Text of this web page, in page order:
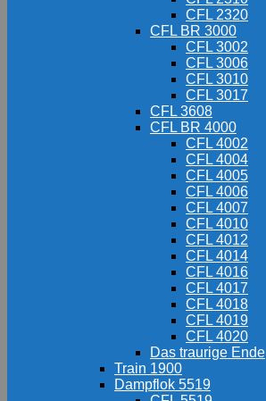
CFL 2320
CFL BR 3000
CFL 3002
CFL 3006
CFL 3010
CFL 3017
CFL 3608
CFL BR 4000
CFL 4002
CFL 4004
CFL 4005
CFL 4006
CFL 4007
CFL 4010
CFL 4012
CFL 4014
CFL 4016
CFL 4017
CFL 4018
CFL 4019
CFL 4020
Das traurige Ende
Train 1900
Dampflok 5519